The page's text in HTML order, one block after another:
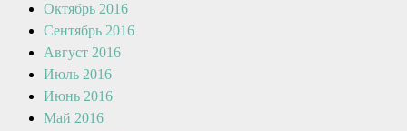
Октябрь 2016
Сентябрь 2016
Август 2016
Июль 2016
Июнь 2016
Май 2016